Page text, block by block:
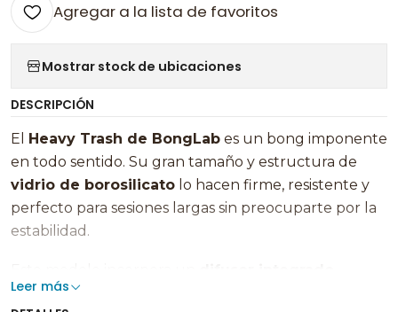
Agregar a la lista de favoritos
Mostrar stock de ubicaciones
DESCRIPCIÓN
El Heavy Trash de BongLab es un bong imponente
en todo sentido. Su gran tamaño y estructura de
vidrio de borosilicato lo hacen firme, resistente y
perfecto para sesiones largas sin preocuparte por la
estabilidad.
conectado a una primera cámara de percolación con
Leer más